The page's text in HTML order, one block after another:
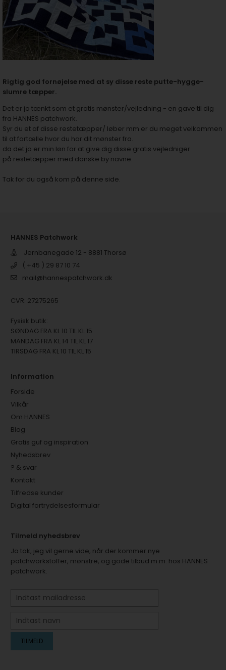
Rigtig god fornøjelse med at sy disse reste putte-hygge-
slumre tæpper.
Det er jo tænkt som et gratis mønster/vejledning - en gave til dig
fra HANNES patchwork.
Syr du et af disse restetæpper/ løber mm er du meget velkommen
til at fortælle hvor du har dit mønster fra.
da det jo er min løn for at give dig disse gratis vejledniger
på restetæpper med danske by navne.
Tak for du også kom på denne side.
HANNES Patchwork
Jernbanegade 12 - 8881 Thorsø
( +45 ) 29 87 10 74
mail@hannespatchwork.dk
CVR: 27275265
Fysisk butik:
SØNDAG FRA KL 10 TIL KL 15
MANDAG FRA KL 14 TIL KL 17
TIRSDAG FRA KL 10 TIL KL 15
Information
Forside
Vilkår
Om HANNES
Blog
Gratis guf og inspiration
Nyhedsbrev
? & svar
Kontakt
Tilfredse kunder
Digital fortrydelsesformular
Tilmeld nyhedsbrev
Ja tak, jeg vil gerne vide, når der kommer nye
patchworkstoffer, mønstre, og gode tilbud m.m. hos HANNES
patchwork.